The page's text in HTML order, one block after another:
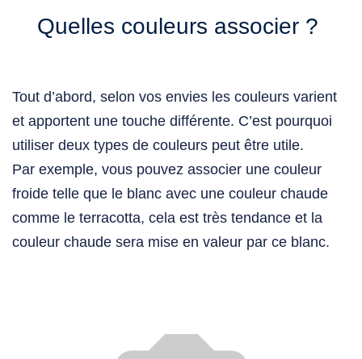
Quelles couleurs associer ?
Tout d’abord, selon vos envies les couleurs varient
et apportent une touche différente. C’est pourquoi
utiliser deux types de couleurs peut être utile.
Par exemple, vous pouvez associer une couleur
froide telle que le blanc avec une couleur chaude
comme le terracotta, cela est très tendance et la
couleur chaude sera mise en valeur par ce blanc.